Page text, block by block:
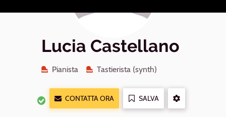
Lucia Castellano
Pianista Tastierista (synth)
CONTATTA ORA
SALVA
ALTRE